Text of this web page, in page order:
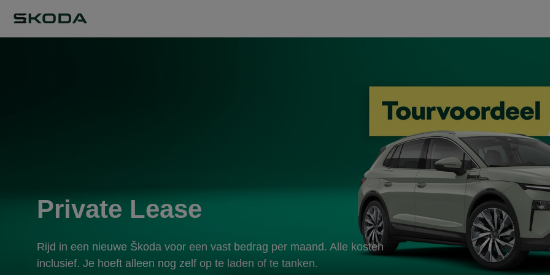
Private Lease
Rijd in een nieuwe Škoda voor een vast bedrag per maand. Alle kosten
inclusief. Je hoeft alleen nog zelf op te laden of te tanken.